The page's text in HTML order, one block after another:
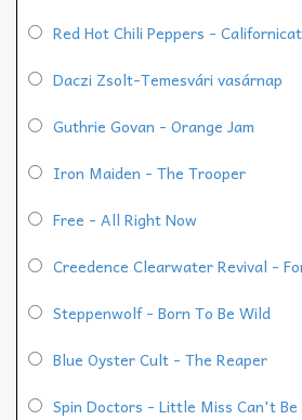
Red Hot Chili Peppers -
Daczi Zsolt-Temesvári vasárnap
Guthrie Govan - Orange Jam
Iron Maiden - The Trooper
Free - All Right Now
Creedence Clearwater Revival -
Steppenwolf - Born To Be Wild
Blue Oyster Cult - The Reaper
Spin Doctors - Little Miss Can't Be